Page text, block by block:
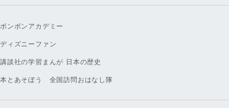
ボンボンアカデミー
ディズニーファン
講談社の学習まんが 日本の歴史
本とあそぼう 全国訪問おはなし隊